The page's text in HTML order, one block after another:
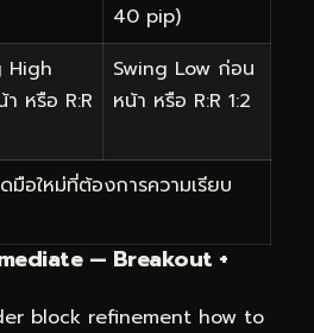
40 pip)
High
หรือ R:R
Swing Low ก่อน
หน้า หรือ R:R 1:2
มือใหม่ที่ต้องการความเรียบ
— Breakout +
block refinement how to